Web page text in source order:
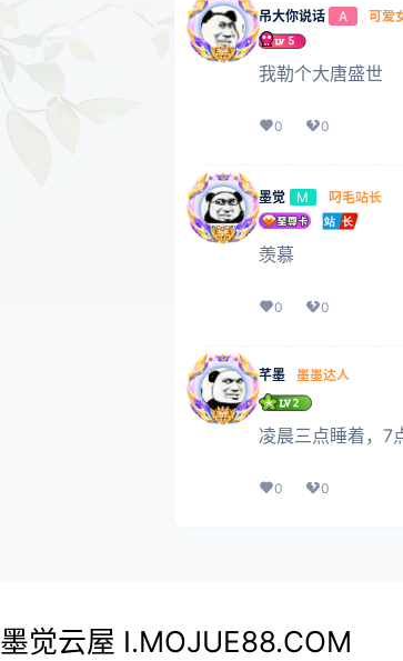
吊大你说话 A 可爱
我勒个大唐盛世
0 0
墨觉 M 叼毛站长
羡慕
0 0
芊墨 墨墨达人
凌晨三点睡着，7
0 0
墨觉云屋 I.MOJUE88.COM